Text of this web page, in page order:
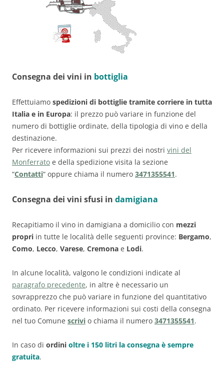
Consegna dei vini in bottiglia
Effettuiamo spedizioni di bottiglie tramite corriere in tutta
Italia e in Europa: il prezzo può variare in funzione del
numero di bottiglie ordinate, della tipologia di vino e della
destinazione.
Per ricevere informazioni sui prezzi dei nostri vini del
Monferrato e della spedizione visita la sezione
“Contatti“ oppure chiama il numero 3471355541.
Consegna dei vini sfusi in damigiana
Recapitiamo il vino in damigiana a domicilio con mezzi
propri in tutte le località delle seguenti province: Bergamo,
Como, Lecco, Varese, Cremona e Lodi.
In alcune località, valgono le condizioni indicate al
paragrafo precedente, in altre è necessario un
sovrapprezzo che può variare in funzione del quantitativo
ordinato. Per ricevere informazioni sui costi della consegna
nel tuo Comune scrivi o chiama il numero 3471355541.
In caso di ordini oltre i 150 litri la consegna è sempre
gratuita.